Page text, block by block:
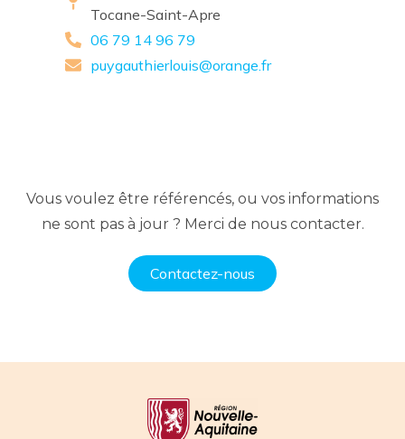
Tocane-Saint-Apre
06 79 14 96 79
puygauthierlouis@orange.fr
Vous voulez être référencés, ou vos informations
ne sont pas à jour ? Merci de nous contacter.
Contactez-nous